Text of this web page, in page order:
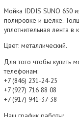
Мойка IDDIS SUNO 650
полировке и шёлке.
уплотнительная лента в
Цвет: металлический.
Для того чтобы купить
телефонам:
+7 (846) 231-24-25
+7 (927) 716 88 08
+7 (917) 941-37-38